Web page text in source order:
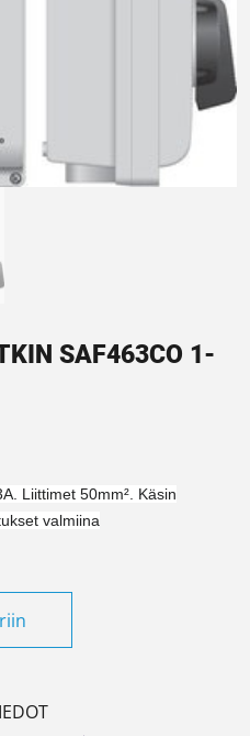
SAF463CO 1-
Liittimet 50mm². Käsin
valmiina